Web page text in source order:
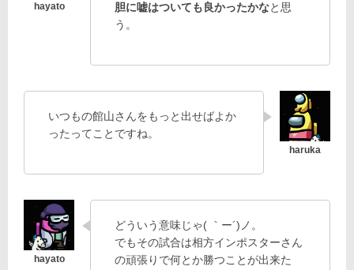
胆に嘘はついても良かったかなと思
う。
いつもの館山さんをもっと出せばよか
ったってことですね。
どういう意味じゃ( ｀ー´)ノ。
でもその試合は相方インポスターさん
の頑張りで何とか勝つことが出来た